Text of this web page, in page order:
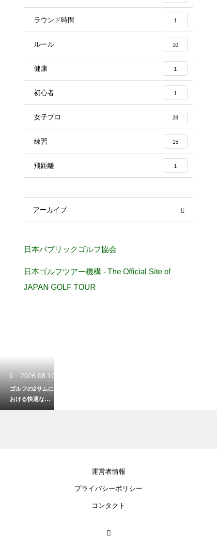
ラウンド時間 1
ルール 10
健康 1
初心者 1
女子プロ 28
練習 15
飛距離 1
アーカイブ
日本パブリックゴルフ協会
日本ゴルフツアー機構 - The Official Site of
JAPAN GOLF TOUR
2026.08.10
ゴルフの2サムに
おける快適なプ
レー時間の目安
運営者情報
プライバシーポリシー
コンタクト